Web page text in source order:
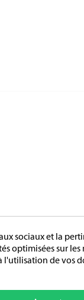
Ouverture :
Du lundi au
De 9h-12h /
sociaux et la
optimisées sur les
l'utilisation de vos